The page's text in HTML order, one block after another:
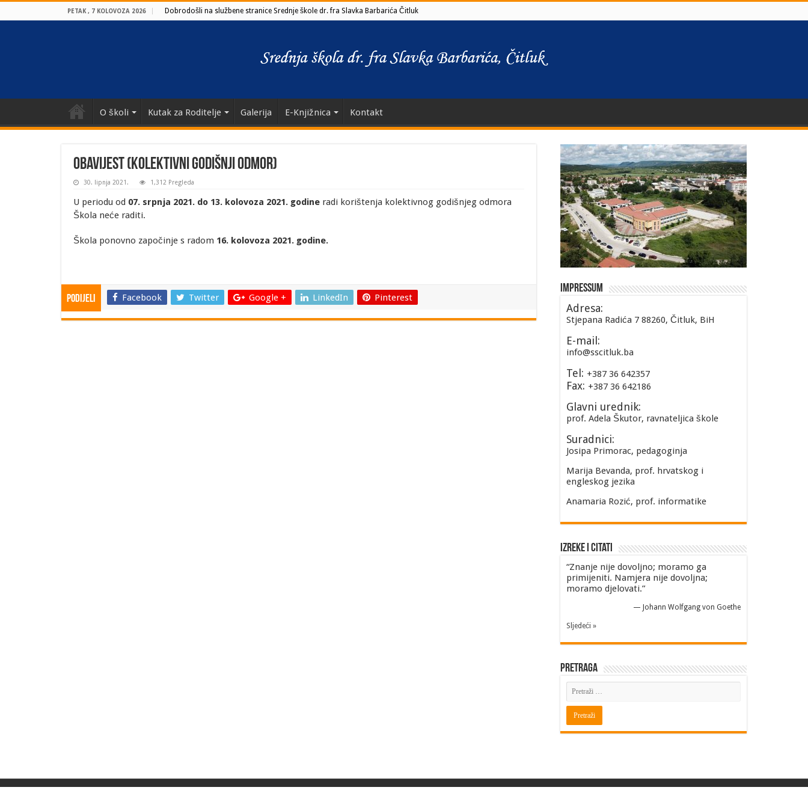
PETAK , 7 KOLOVOZA 2026 Dobrodošli na službene stranice Srednje škole dr. fra Slavka Barbarića Čitluk
O školi Kutak za Roditelje Galerija E-Knjižnica Kontakt
Obavijest (kolektivni godišnji odmor)
30. lipnja 2021. 1,312 Pregleda
U periodu od 07. srpnja 2021. do 13. kolovoza 2021. godine radi korištenja kolektivnog godišnjeg odmora
Škola neće raditi.
Škola ponovno započinje s radom 16. kolovoza 2021. godine.
Podijeli Facebook Twitter Google + LinkedIn Pinterest
Impressum
Adresa:
Stjepana Radića 7 88260, Čitluk, BiH
E-mail:
info@sscitluk.ba
Tel: +387 36 642357
Fax: +387 36 642186
Glavni urednik:
prof. Adela Škutor, ravnateljica škole
Suradnici:
Josipa Primorac, pedagoginja
Marija Bevanda, prof. hrvatskog i
engleskog jezika
Anamaria Rozić, prof. informatike
Izreke i Citati
“Znanje nije dovoljno; moramo ga
primijeniti. Namjera nije dovoljna;
moramo djelovati.”
— Johann Wolfgang von Goethe
Sljedeći »
Pretraga